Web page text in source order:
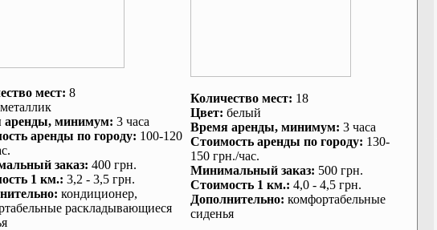
мест: 8
металлик
аренды, минимум: 3 часа
аренды по городу: 100-120
заказ: 400 грн.
1 км.: 3,2 - 3,5 грн.
: кондиционер,
раскладывающиеся
Количество мест: 18
Цвет: белый
Время аренды, минимум: 3 часа
Стоимость аренды по городу: 130-
150 грн./час.
Минимальный заказ: 500 грн.
Стоимость 1 км.: 4,0 - 4,5 грн.
Дополнительно: комфортабельные
сиденья